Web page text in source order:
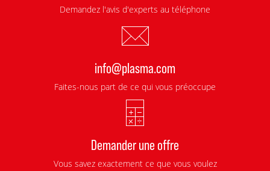
Demandez l'avis d'experts au téléphone
info@plasma.com
Faites-nous part de ce qui vous préoccupe
Demander une offre
Vous savez exactement ce que vous voulez